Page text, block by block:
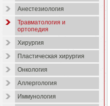
Анестезиология
Травматология и
ортопедия
Хирургия
Пластическая хирургия
Онкология
Аллергология
Иммунология